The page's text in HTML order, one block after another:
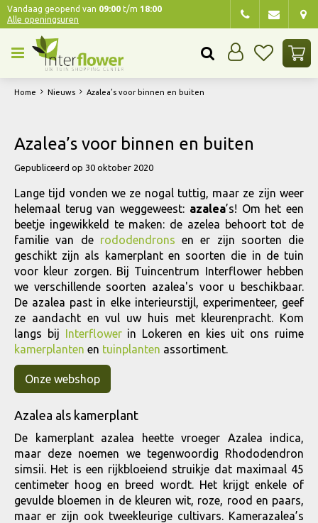
Home Nieuws Azalea’s voor binnen en buiten
Vandaag geopend van 09:00 t/m 18:00
Alle openingsuren
Azalea’s voor binnen en buiten
Gepubliceerd op 30 oktober 2020
Lange tijd vonden we ze nogal tuttig, maar ze zijn weer
helemaal terug van weggeweest: azalea’s! Om het een
beetje ingewikkeld te maken: de azelea behoort tot de
familie van de rododendrons en er zijn soorten die
geschikt zijn als kamerplant en soorten die in de tuin
voor kleur zorgen. Bij Tuincentrum Interflower hebben
we verschillende soorten azalea's voor u beschikbaar.
De azalea past in elke interieurstijl, experimenteer, geef
ze aandacht en vul uw huis met kleurenpracht. Kom
langs bij Interflowerin Lokeren en kies uit ons ruime
kamerplanten en tuinplanten assortiment.
Onze webshop
Azalea als kamerplant
De kamerplant azalea heette vroeger Azalea indica,
maar deze noemen we tegenwoordig Rhododendron
simsii. Het is een rijkbloeiend struikje dat maximaal 45
centimeter hoog en breed wordt. Het krijgt enkele of
gevulde bloemen in de kleuren wit, roze, rood en paars,
maar er zijn ook tweekleurige cultivars. Kamerazalea’s